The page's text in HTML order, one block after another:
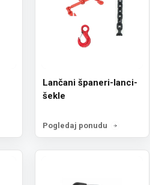
Lančani španeri-lanci-
šekle
Pogledaj ponudu